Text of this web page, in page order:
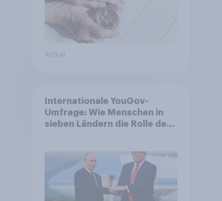
Artikel
Internationale YouGov-
Umfrage: Wie Menschen in
sieben Ländern die Rolle der
Bedrohungen und Bündnisse
bewerten